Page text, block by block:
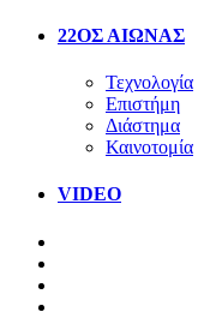
22ΟΣ ΑΙΩΝΑΣ
Τεχνολογία
Επιστήμη
Διάστημα
Καινοτομία
VIDEO